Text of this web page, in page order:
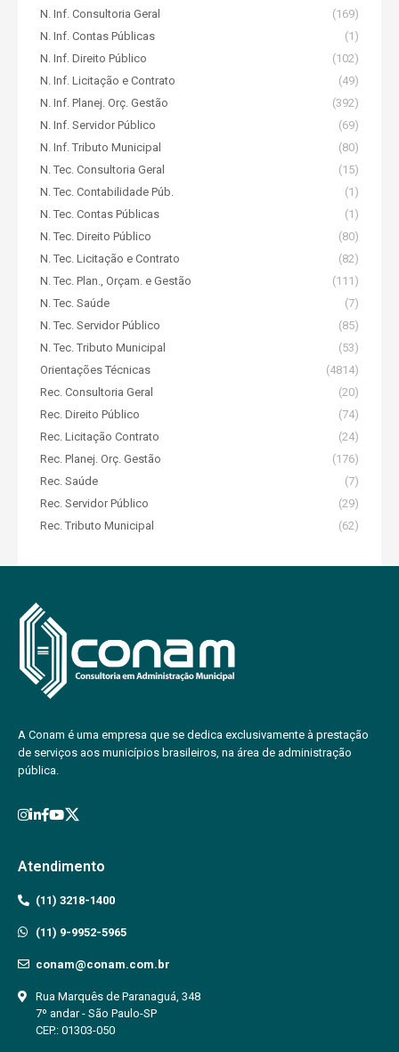
N. Inf. Consultoria Geral
(169)
N. Inf. Contas Públicas
(1)
N. Inf. Direito Público
(102)
N. Inf. Licitação e Contrato
(49)
N. Inf. Planej. Orç. Gestão
(392)
N. Inf. Servidor Público
(69)
N. Inf. Tributo Municipal
(80)
N. Tec. Consultoria Geral
(15)
N. Tec. Contabilidade Púb.
(1)
N. Tec. Contas Públicas
(1)
N. Tec. Direito Público
(80)
N. Tec. Licitação e Contrato
(82)
N. Tec. Plan., Orçam. e Gestão
(111)
N. Tec. Saúde
(7)
N. Tec. Servidor Público
(85)
N. Tec. Tributo Municipal
(53)
Orientações Técnicas
(4814)
Rec. Consultoria Geral
(20)
Rec. Direito Público
(74)
Rec. Licitação Contrato
(24)
Rec. Planej. Orç. Gestão
(176)
Rec. Saúde
(7)
Rec. Servidor Público
(29)
Rec. Tributo Municipal
(62)
A Conam é uma empresa que se dedica exclusivamente à prestação
de serviços aos municípios brasileiros, na área de administração
pública.
Atendimento
(11) 3218-1400
(11) 9-9952-5965
conam@conam.com.br
Rua Marquês de Paranaguá, 348
7º andar - São Paulo-SP
CEP.: 01303-050